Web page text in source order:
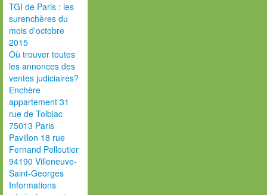
TGI de Paris : les
surenchères du
mois d'octobre
2015
Où trouver toutes
les annonces des
ventes judiciaires?
Enchère
appartement 31
rue de Tolbiac
75013 Paris
Pavillon 18 rue
Fernand Pelloutier
94190 Villeneuve-
Saint-Georges
Informations